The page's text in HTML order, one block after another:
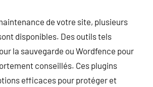
de votre site, plusieurs
disponibles. Des outils tels
la sauvegarde ou Wordfence pour
conseillés. Ces plugins
efficaces pour protéger et